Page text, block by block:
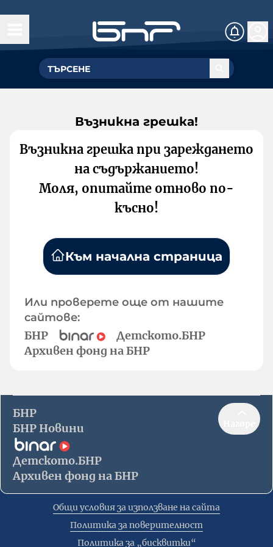
Възникна грешка!
Възникна грешка при зареждането
на съдържанието!
Моля, опитайте отново по-
късно!
Към начална страница
Или проверете още от нашите
сайтове:
БНР
Детското.БНР
Архивен фонд на БНР
БНР
БНР Новини
Детското.БНР
Архивен фонд на БНР
Общи условия за използване на сайта
Политика за поверителност
Политика за „бисквитки“